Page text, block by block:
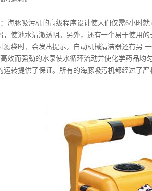
海豚吸污机的高级程序设计使人们仅需6小时
，使池水清澈透明。另外，还有一个易于使用
袋时，会发出提示，自动机械清洁器还有另
效而强劲的水泵使水循环流动并使化学药品均
转提供了保证。所有的海豚吸污机都经过了